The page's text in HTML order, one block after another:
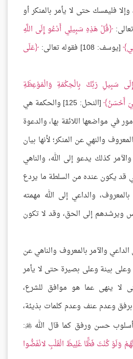
فليمسك حتى لا يأمر بالمنكر أو
قُلْ هَذِهِ سَبِيلِي أَدْعُو إِلَى اللَّهِ
[يوسف: 108] فقوله تعالى:
عَلَى
سَبِيلِ رَبِّكَ بِالْحِكْمَةِ وَالْمَوْعِظَةِ
أَحْسَنُ
[النحل: 125] والحكمة هي
في مواضعها اللائقة بها، والدعوة
والنهي عن المنكر؛ لأنها بيان
كذلك يدعو إلى الله، والناهي
قد يكون عنده من السلطة ما يردع
والداعي إلى الله مهمته
ويرشدهم إلى الحق، وقد لا تكون
والآمر بالمعروف والناهي عن
بينة وعلى بصيرة حتى لا يأمر
لا ينهى عما هو موافق للشرع،
وعدم عنف وعدم كلمات بذيئة،
حسن ورفق كما قال الله 
:
وَلَوْ كُنْتَ فَظًّا غَلِيظَ الْقَلْبِ لانْفَضُّوا